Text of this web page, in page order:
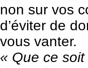
non sur vos
d’éviter de
vous vanter.
« Que ce